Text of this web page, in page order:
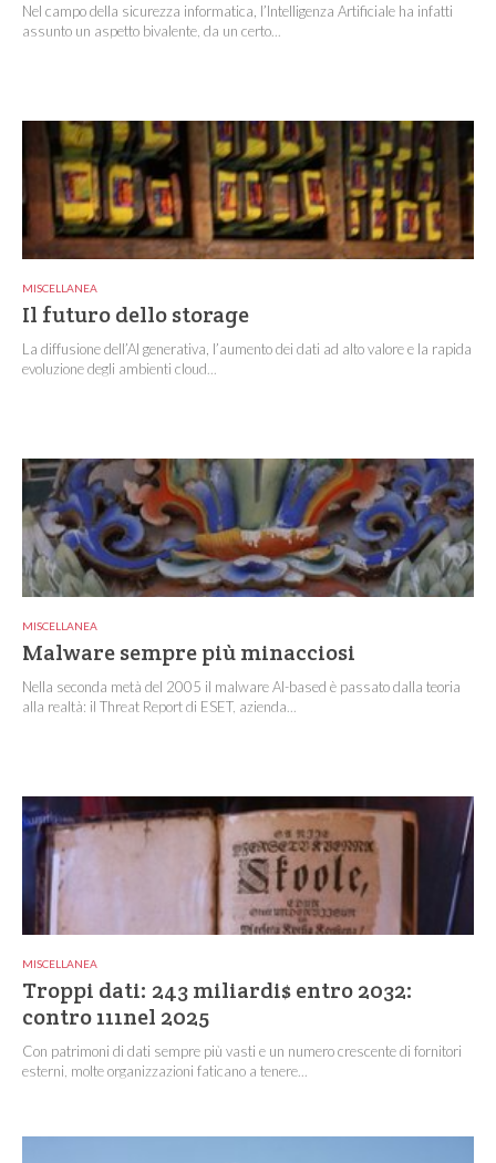
Nel campo della sicurezza informatica, l’Intelligenza Artificiale ha infatti
assunto un aspetto bivalente, da un certo...
MISCELLANEA
Il futuro dello storage
La diffusione dell’AI generativa, l’aumento dei dati ad alto valore e la rapida
evoluzione degli ambienti cloud...
MISCELLANEA
Malware sempre più minacciosi
Nella seconda metà del 2005 il malware AI-based è passato dalla teoria
alla realtà: il Threat Report di ESET, azienda...
MISCELLANEA
Troppi dati: 243 miliardi$ entro 2032:
contro 111nel 2025
Con patrimoni di dati sempre più vasti e un numero crescente di fornitori
esterni, molte organizzazioni faticano a tenere...